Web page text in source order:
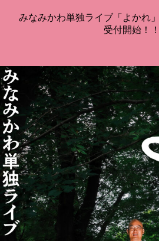
みなみかわ単独ライブ「よかれ
受付開始！！